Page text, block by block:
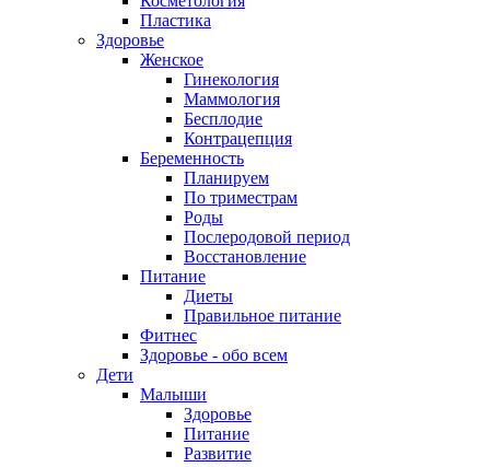
Пластика
Здоровье
Женское
Гинекология
Маммология
Бесплодие
Контрацепция
Беременность
Планируем
По триместрам
Роды
Послеродовой период
Восстановление
Питание
Диеты
Правильное питание
Фитнес
Здоровье - обо всем
Дети
Малыши
Здоровье
Питание
Развитие